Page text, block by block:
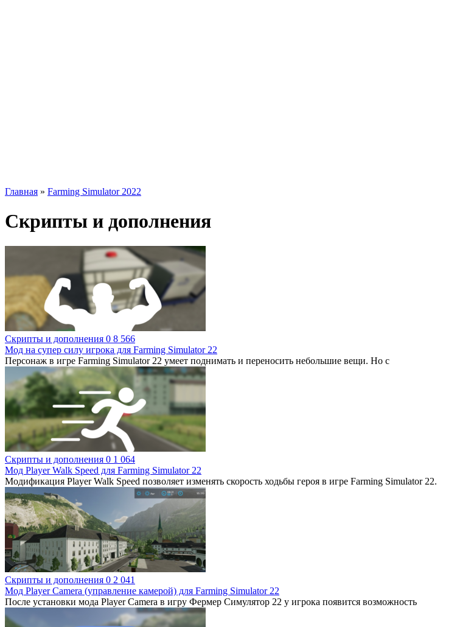
Главная » Farming Simulator 2022
Скрипты и дополнения
Скрипты и дополнения 0 8 566
Мод на супер силу игрока для Farming Simulator 22
Персонаж в игре Farming Simulator 22 умеет поднимать и переносить небольшие вещи. Но с
Скрипты и дополнения 0 1 064
Мод Player Walk Speed для Farming Simulator 22
Модификация Player Walk Speed позволяет изменять скорость ходьбы героя в игре Farming Simulator 22.
Скрипты и дополнения 0 2 041
Мод Player Camera (управление камерой) для Farming Simulator 22
После установки мода Player Camera в игру Фермер Симулятор 22 у игрока появится возможность